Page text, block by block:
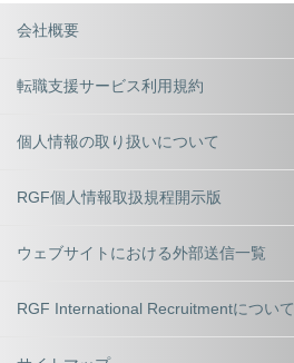
会社概要
転職支援サービス利用規約
個人情報の取り扱いについて
RGF個人情報取扱規程開示版
ウェブサイトにおける外部送信一覧
RGF International Recruitmentについて